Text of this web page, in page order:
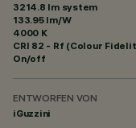
3214.8 lm system
133.95 lm/W
4000 K
CRI 82 - Rf (Colour
On/off
ENTWORFEN VON
iGuzzini